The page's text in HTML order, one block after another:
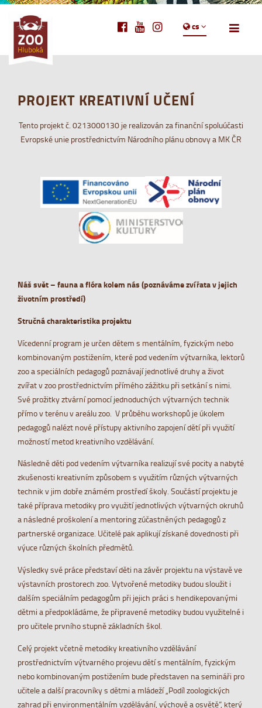
cs
PROJEKT KREATIVNÍ UČENÍ
Tento projekt č. 0213000130 je realizován za finanční spoluúčasti
Evropské unie prostřednictvím Národního plánu obnovy a MK ČR
Náš svět – fauna a flóra kolem nás (poznáváme zvířata v jejich
životním prostředí)
Stručná charakteristika projektu
Vícedenní program je určen dětem s mentálním, fyzickým nebo
kombinovaným postižením, které pod vedením výtvarníka, lektorů
zoo a speciálních pedagogů poznávají jednotlivé druhy a život
zvířat v zoo prostřednictvím přímého zážitku při setkání s nimi.
Své prožitky ztvární pomocí jednoduchých výtvarných technik
přímo v terénu v areálu zoo. V průběhu workshopů je úkolem
pedagogů nalézt nové přístupy aktivního zapojení dětí při využití
možností metod kreativního vzdělávání.
Následně děti pod vedením výtvarníka realizují své pocity a nabyté
zkušenosti kreativním způsobem s využitím různých výtvarných
technik v jim dobře známém prostředí školy. Součástí projektu je
také příprava metodiky pro využití jednotlivých výtvarných okruhů
a následné proškolení a mentoring zúčastněných pedagogů z
partnerské organizace. Učitelé pak aplikují získané dovednosti při
výuce různých školních předmětů.
Výsledky své práce představí děti na závěr projektu na výstavě ve
výstavních prostorech zoo. Vytvořené metodiky budou sloužit i
dalším speciálním pedagogům při jejich práci s hendikepovanými
dětmi a předpokládáme, že připravené metodiky budou využitelné i
pro učitele prvního stupně základních škol.
Celý projekt včetně metodiky kreativního vzdělávání
prostřednictvím výtvarného projevu dětí s mentálním, fyzickým
nebo kombinovaným postižením bude představen na semináři pro
učitele a další pracovníky s dětmi a mládeží „Podíl zoologických
zahrad při environmentálním vzdělávání, výchově a osvětě“, který